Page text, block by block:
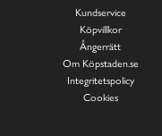
Kundservice
Köpvillkor
Ångerrätt
Om Köpstaden.se
Integritetspolicy
Cookies